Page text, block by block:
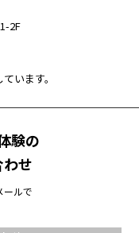
2F
います。
験の
せ
ールで